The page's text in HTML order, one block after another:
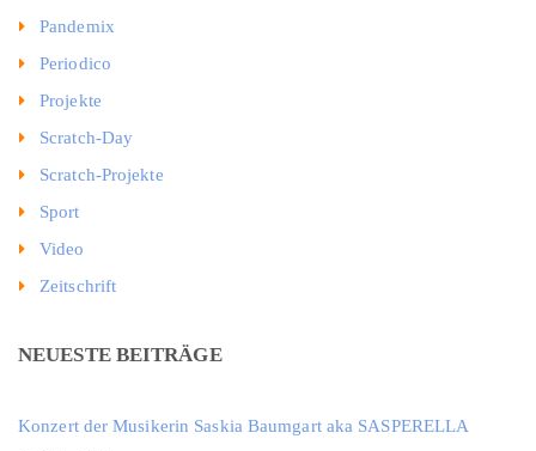
Pandemix
Periodico
Projekte
Scratch-Day
Scratch-Projekte
Sport
Video
Zeitschrift
NEUESTE BEITRÄGE
Konzert der Musikerin Saskia Baumgart aka SASPERELLA